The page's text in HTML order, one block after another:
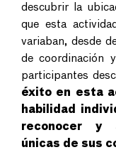
descubrir la
que esta
variaban, desde
de coordinación
participantes
éxito en esta
habilidad
reconocer y
únicas de sus